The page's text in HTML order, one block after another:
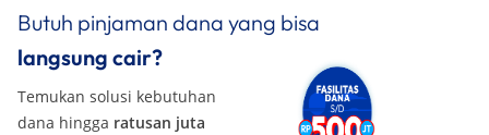
Butuh pinjaman dana yang bisa
langsung cair?
Temukan solusi kebutuhan
dana hingga ratusan juta